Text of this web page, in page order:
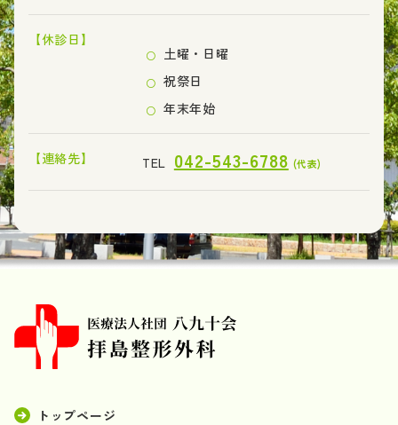
【休診日】
土曜・日曜
祝祭日
年末年始
【連絡先】 TEL 042-543-6788 (代表)
トップページ